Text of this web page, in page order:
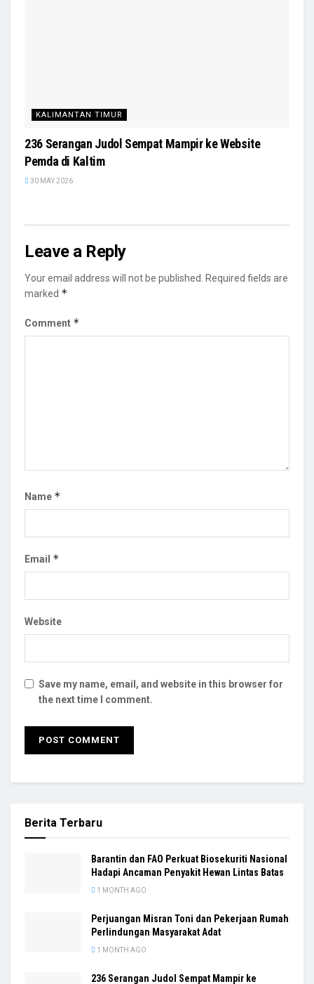
KALIMANTAN TIMUR
236 Serangan Judol Sempat Mampir ke Website
Pemda di Kaltim
30 MAY 2026
Leave a Reply
Your email address will not be published. Required fields are
marked *
Comment *
Name *
Email *
Website
Save my name, email, and website in this browser for
the next time I comment.
Berita Terbaru
Barantin dan FAO Perkuat Biosekuriti Nasional
Hadapi Ancaman Penyakit Hewan Lintas Batas
1 MONTH AGO
Perjuangan Misran Toni dan Pekerjaan Rumah
Perlindungan Masyarakat Adat
1 MONTH AGO
236 Serangan Judol Sempat Mampir ke